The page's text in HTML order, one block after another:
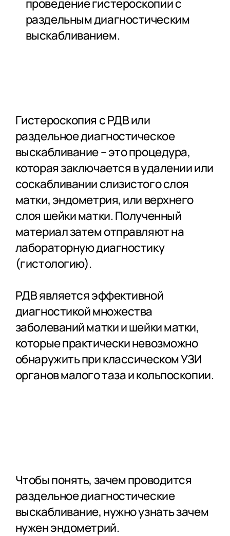
проведение гистероскопии с
раздельным диагностическим
выскабливанием.
Гистероскопия с РДВ или
раздельное диагностическое
выскабливание – это процедура,
которая заключается в удалении или
соскабливании слизистого слоя
матки, эндометрия, или верхнего
слоя шейки матки. Полученный
материал затем отправляют на
лабораторную диагностику
(гистологию).
РДВ является эффективной
диагностикой множества
заболеваний матки и шейки матки,
которые практически невозможно
обнаружить при классическом УЗИ
органов малого таза и кольпоскопии.
Чтобы понять, зачем проводится
раздельное диагностические
выскабливание, нужно узнать зачем
нужен эндометрий.